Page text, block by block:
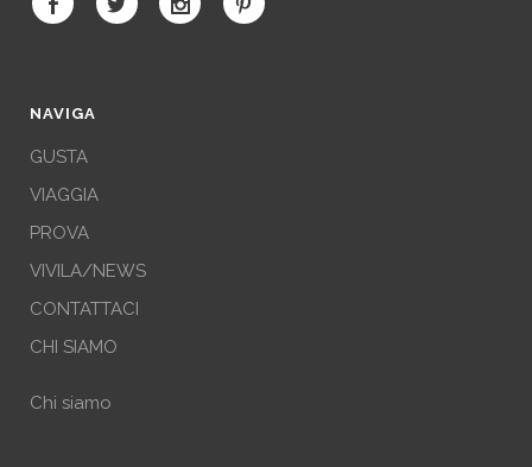
NAVIGA
GUSTA
VIAGGIA
PROVA
VIVILA/NEWS
CONTATTACI
CHI SIAMO
Chi siamo